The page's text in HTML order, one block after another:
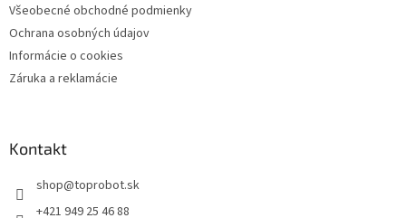
Všeobecné obchodné podmienky
Ochrana osobných údajov
Informácie o cookies
Záruka a reklamácie
Kontakt
shop@toprobot.sk
+421 949 25 46 88